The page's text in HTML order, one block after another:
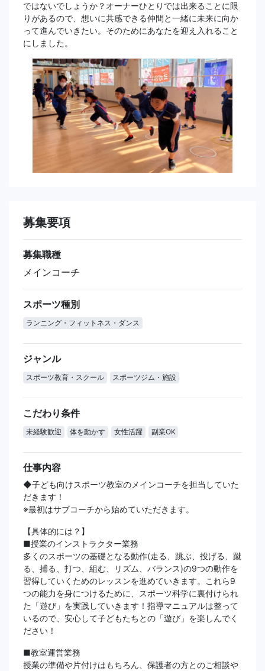
ではないでしょうか？オーナーひとりでは出来ることに限
りがあるので、想いに共感できる仲間と一緒に未来に向か
って進んでいきたい。そのためにあなたを迎え入れること
にしました。
募集要項
募集職種
メインコーチ
スポーツ種別
ランニング・フィットネス・ダンス
ジャンル
スポーツ教育・スクール スポーツジム・施設
こだわり条件
未経験歓迎 体を動かす 女性活躍 副業OK
仕事内容
◆子ども向けスポーツ教室のメインコーチを担当していた
だきます！
※最初はサブコーチから始めていただきます。
【具体的には？】
■授業のインストラクター業務
多くのスポーツの基礎となる動作(走る、跳ぶ、投げる、蹴
る、捕る、打つ、組む、リズム、バランス)の9つの動作を
習得していくためのレッスンを進めていきます。これら9
つの能力を身につけるために、スポーツ科学に裏付けられ
た「遊び」を実践していきます！指導マニュアルは整って
いるので、安心して子どもたちとの「遊び」を楽しんでく
ださい！
■教室運営業務
授業の準備や片付けはもちろん、保護者の方とのご相談や